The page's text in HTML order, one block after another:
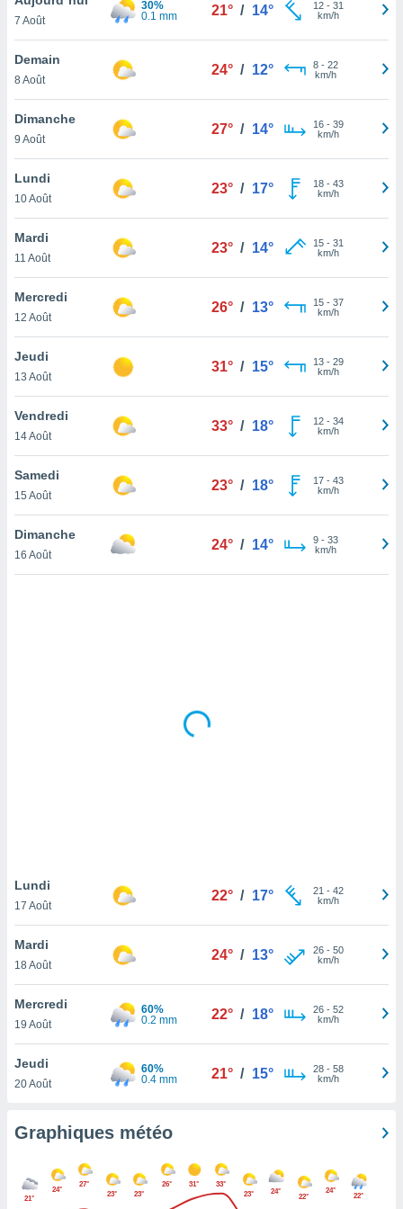
et
»,
au
vous
qu'ils
ou
le
ainsi
un
la
du
en
de
pas
de
à
cas,
que
sur le
ne
7 Août
30%
0.1 mm
21° / 14° 12- 31
km/h
Demain
8 Août
24° / 12° 8- 22
km/h
Dimanche
9 Août
27° / 14° 16- 39
km/h
Lundi
10 Août
23° / 17° 18- 43
km/h
Mardi
11 Août
23° / 14° 15- 31
km/h
Mercredi
12 Août
26° / 13° 15- 37
km/h
Jeudi
13 Août
31° / 15° 13- 29
km/h
Vendredi
14 Août
33° / 18° 12- 34
km/h
Samedi
15 Août
23° / 18° 17- 43
km/h
Dimanche
16 Août
24° / 14° 9- 33
km/h
Lundi
17 Août
22° / 17° 21 - 42
km/h
Mardi
18 Août
24° / 13° 26- 50
km/h
Mercredi
19 Août
60%
0.2 mm
22° / 18° 26- 52
km/h
Jeudi
20 Août
60%
0.4 mm
21° / 15° 28- 58
km/h
Graphiques météo
21°
24°
27°
23°
23°
26° 31°
33°
23°
24°
22°
24°
22°